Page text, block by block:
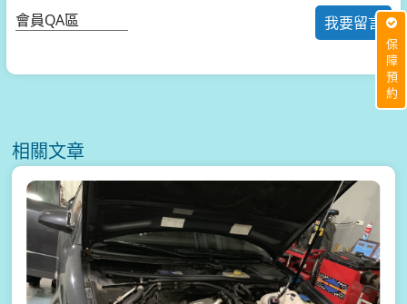
我要留言
會員QA區
相關文章
保障預約